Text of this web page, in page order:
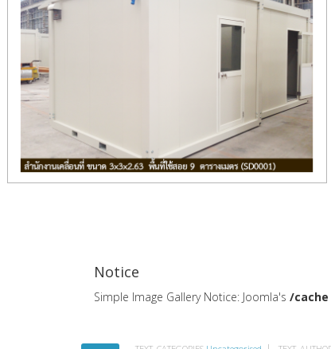
Notice
Simple Image Gallery Notice: Joomla's /cache